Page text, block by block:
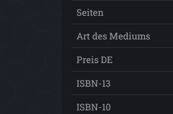
Seiten
Art des Mediums
Preis DE
ISBN-13
ISBN-10